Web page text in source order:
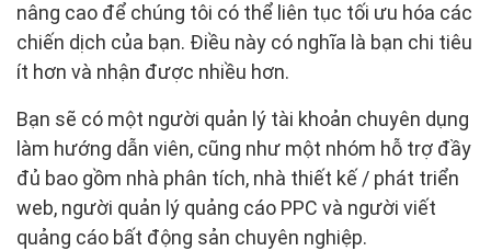
nâng cao để chúng tôi có thể liên tục tối ưu hóa các
chiến dịch của bạn. Điều này có nghĩa là bạn chi tiêu
ít hơn và nhận được nhiều hơn.
Bạn sẽ có một người quản lý tài khoản chuyên dụng
làm hướng dẫn viên, cũng như một nhóm hỗ trợ đầy
đủ bao gồm nhà phân tích, nhà thiết kế / phát triển
web, người quản lý quảng cáo PPC và người viết
quảng cáo bất động sản chuyên nghiệp.